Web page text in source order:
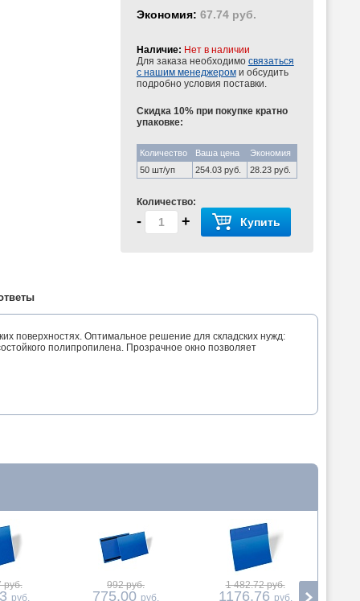
Экономия: 67.74 руб.
Наличие: Нет в наличии
Для заказа необходимо связаться
с нашим менеджероми обсудить
подробно условия поставки.
Скидка 10% при покупке кратно
упаковке:
Количество Ваша цена
Экономия
50 шт/уп
254.03 руб. 28.23 руб.
Количество:
- + Купить
поверхностях. Оптимальное решение для складских нужд:
полипропилена. Прозрачное окно позволяет
руб.
руб.
992 руб.
775.00 руб.
1 482.72 руб.
1176.76 руб.